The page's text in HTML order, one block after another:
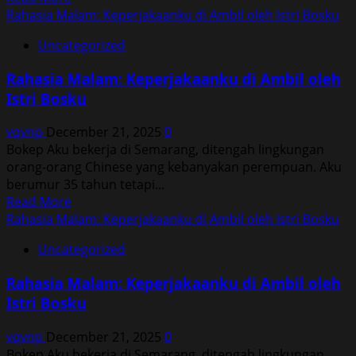
more
Rahasia
Keperjakaanku
di
oleh
Istri
Bosku
Rahasia Malam: Keperjakaanku di Ambil oleh Istri Bosku
Uncategorized
Rahasia Malam: Keperjakaanku di Ambil oleh
Istri Bosku
vqvnp December 21, 2025 0
Bokep Aku bekerja di Semarang, ditengah lingkungan
orang-orang Chinese yang kebanyakan perempuan. Aku
berumur 35 tahun tetapi...
Read MoreRead
more
Rahasia
Keperjakaanku
di
oleh
Rahasia Malam: Keperjakaanku di Ambil oleh Istri Bosku
Uncategorized
Rahasia Malam: Keperjakaanku di Ambil oleh
Istri Bosku
vqvnp December 21, 2025 0